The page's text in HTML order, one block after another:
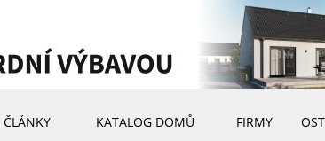
ČLÁNKY KATALOG DOMŮ FIRMY